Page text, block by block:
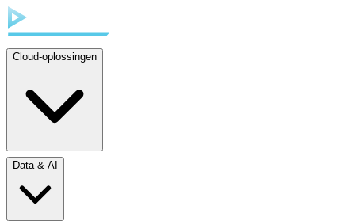
Cloud-oplossingen
Data & AI